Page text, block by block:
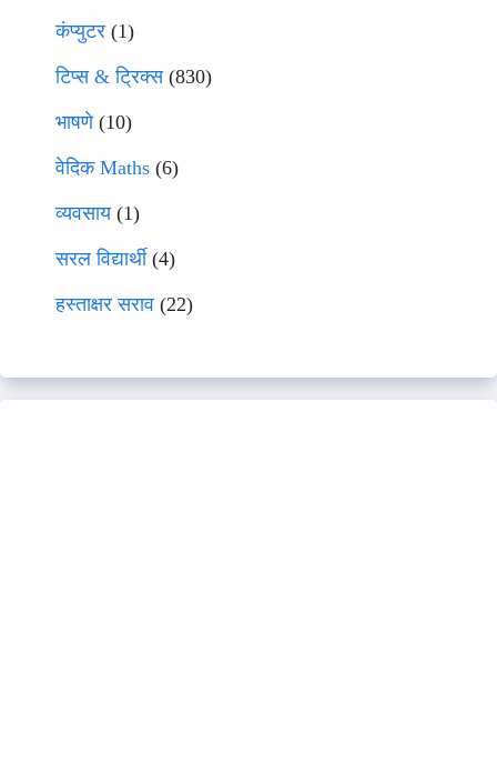
कंप्युटर (1)
टिप्स & ट्रिक्स(830)
भाषणे(10)
वेदिक Maths (6)
व्यवसाय(1)
सरल विद्यार्थी(4)
हस्ताक्षर सराव (22)